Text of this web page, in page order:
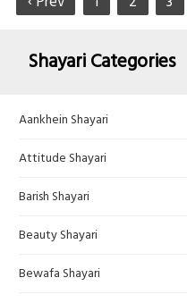
Shayari Categories
Aankhein Shayari
Attitude Shayari
Barish Shayari
Beauty Shayari
Bewafa Shayari